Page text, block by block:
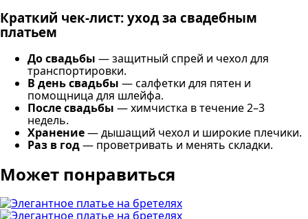
Краткий чек-лист: уход за свадебным
платьем
До свадьбы — защитный спрей и чехол для
транспортировки.
В день свадьбы — салфетки для пятен и
помощница для шлейфа.
После свадьбы — химчистка в течение 2–3
недель.
Хранение— дышащий чехол и широкие плечики.
Раз в год— проветривать и менять складки.
Может понравиться